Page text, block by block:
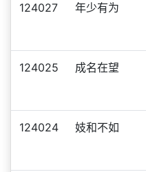
124027 年少有为
124025 成名在望
124024 妓和不如